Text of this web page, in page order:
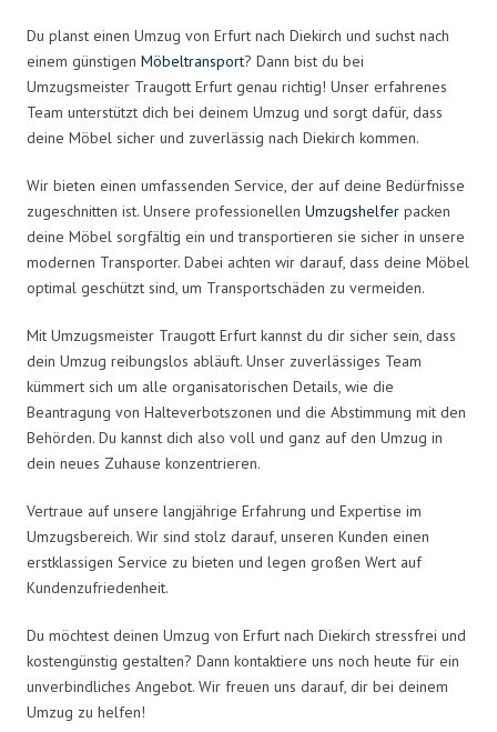
Du planst einen Umzug von Erfurt nach Diekirch und suchst nach
einem günstigen Möbeltransport? Dann bist du bei
Umzugsmeister Traugott Erfurt genau richtig! Unser erfahrenes
Team unterstützt dich bei deinem Umzug und sorgt dafür, dass
deine Möbel sicher und zuverlässig nach Diekirch kommen.
Wir bieten einen umfassenden Service, der auf deine Bedürfnisse
zugeschnitten ist. Unsere professionellen Umzugshelfer packen
deine Möbel sorgfältig ein und transportieren sie sicher in unsere
modernen Transporter. Dabei achten wir darauf, dass deine Möbel
optimal geschützt sind, um Transportschäden zu vermeiden.
Mit Umzugsmeister Traugott Erfurt kannst du dir sicher sein, dass
dein Umzug reibungslos abläuft. Unser zuverlässiges Team
kümmert sich um alle organisatorischen Details, wie die
Beantragung von Halteverbotszonen und die Abstimmung mit den
Behörden. Du kannst dich also voll und ganz auf den Umzug in
dein neues Zuhause konzentrieren.
Vertraue auf unsere langjährige Erfahrung und Expertise im
Umzugsbereich. Wir sind stolz darauf, unseren Kunden einen
erstklassigen Service zu bieten und legen großen Wert auf
Kundenzufriedenheit.
Du möchtest deinen Umzug von Erfurt nach Diekirch stressfrei und
kostengünstig gestalten? Dann kontaktiere uns noch heute für ein
unverbindliches Angebot. Wir freuen uns darauf, dir bei deinem
Umzug zu helfen!